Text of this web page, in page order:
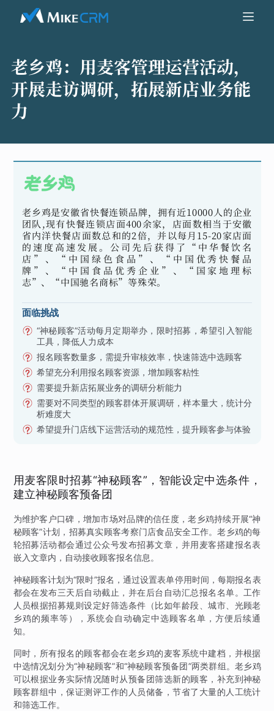
老乡鸡： 用麦客管理运营活动，
开展走访调研，拓展新店业务能
力
老乡鸡是安徽省快餐连锁品牌，拥有近10000人的企业
团队,现有快餐连锁店面400余家，店面数相当于安徽
省内洋快餐店面数总和的2倍，并以每月15-20家店面
的速度高速发展。公司先后获得了“中华餐饮名
店”、“中国绿色食品”、“中国优秀快餐品
牌”、“中国食品优秀企业”、“国家地理标
志”、“中国驰名商标”等殊荣。
面临挑战
“神秘顾客”活动每月定期举办，限时招募，希望引入智能
工具，降低人力成本
报名顾客数量多，需提升审核效率，快速筛选中选顾客
希望充分利用报名顾客资源，增加顾客粘性
需要提升新店拓展业务的调研分析能力
需要对不同类型的顾客群体开展调研，样本量大，统计分
析难度大
希望提升门店线下运营活动的规范性，提升顾客参与体验
用麦客限时招募“神秘顾客”，智能设定中选条件，
建立神秘顾客预备团
为维护客户口碑，增加市场对品牌的信任度，老乡鸡持续开展“神
秘顾客”计划，招募真实顾客考察门店食品安全工作。老乡鸡的每
轮招募活动都会通过公众号发布招募文章，并用麦客搭建报名表
嵌入文章内，自动接收顾客报名信息。
神秘顾客计划为“限时”报名，通过设置表单停用时间，每期报名表
都会在发布三天后自动截止，并在后台自动汇总报名名单。工作
人员根据招募规则设定好筛选条件（比如年龄段、城市、光顾老
乡鸡的频率等），系统会自动确定中选顾客名单，方便后续通
知。
同时，所有报名的顾客都会在老乡鸡的麦客系统中建档，并根据
中选情况划分为“神秘顾客”和“神秘顾客预备团”两类群组。老乡鸡
可以根据业务实际情况随时从预备团筛选新的顾客，补充到神秘
顾客群组中，保证测评工作的人员储备，节省了大量的人工统计
和筛选工作。